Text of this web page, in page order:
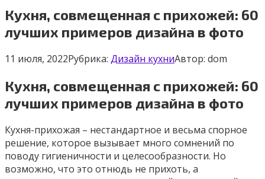
Кухня, совмещенная с прихожей: 60
лучших примеров дизайна в фото
11 июля, 2022Рубрика: Дизайн кухниАвтор: dom
Кухня, совмещенная с прихожей: 60
лучших примеров дизайна в фото
Кухня-прихожая – нестандартное и весьма спорное
решение, которое вызывает много сомнений по
поводу гигиеничности и целесообразности. Но
возможно, что это отнюдь не прихоть, а